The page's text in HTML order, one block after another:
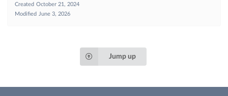
Created October 21, 2024
Modified
June 3, 2026
Jump up